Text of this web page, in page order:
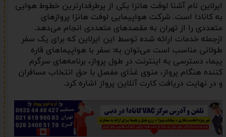
ایرلاین نام آشنا لوفت هانزا یکی از پرطرفدارترین خطوط هوایی
به کانادا است. شرکت هواپیمایی لوفت هانزا پروازهای
متعددی را از تهران به مقصدهای متعددی انجام می‌دهد.
ازجمله خدمات ارائه شده توسط این ایرلاین که برای یک سفر
طولانی مناسب است می‌توان به: سفر با هواپیماهای قاره
پیما، دسترسی به اینترنت در طول پرواز، برنامه‌های سرگرم
کننده هنگام پرواز، منوی غذای مفصل با حق انتخاب مسافران
و در نهایت دریافت کارت آنلاین پرواز اشاره کرد.